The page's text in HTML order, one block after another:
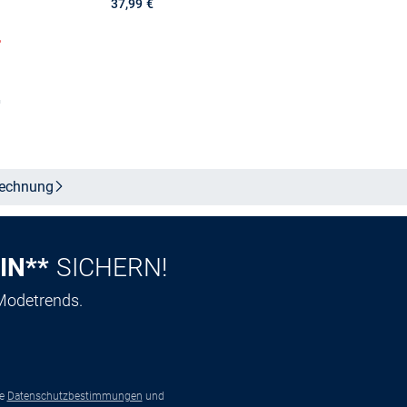
37,99 €
SICHERN!
Datenschutzbestimmungen und